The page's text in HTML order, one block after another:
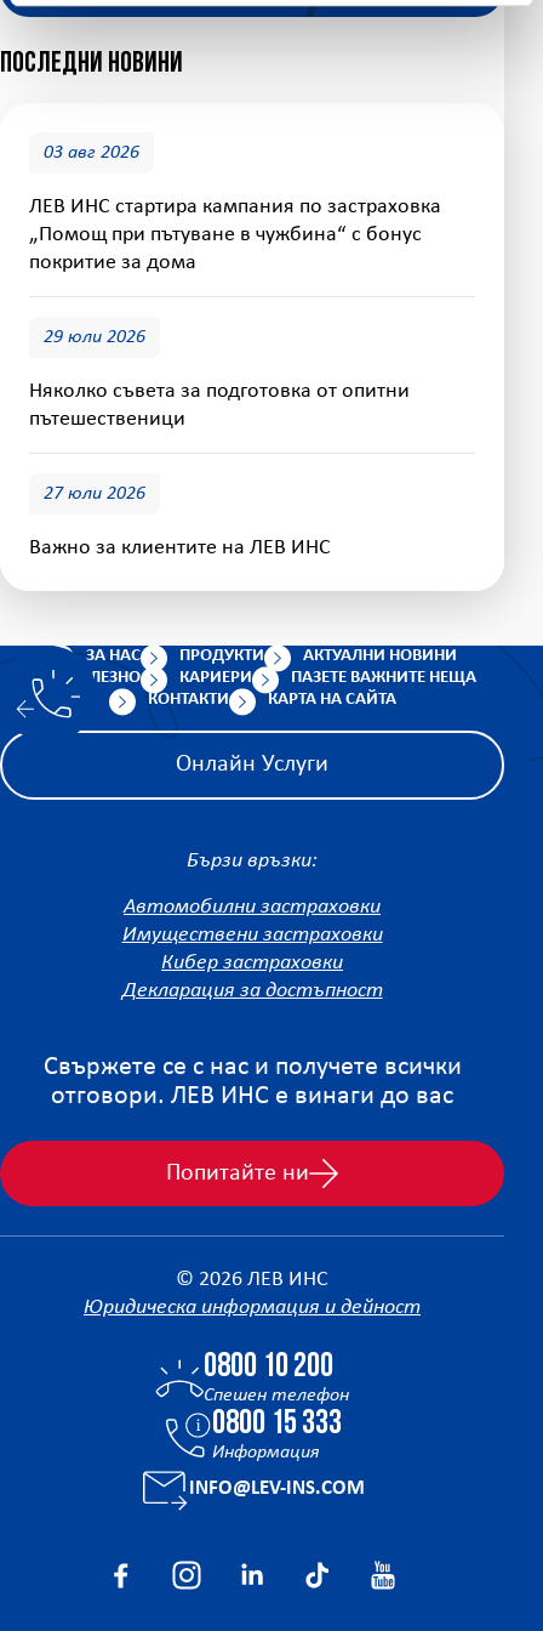
Последни новини
03 авг 2026
ЛЕВ ИНС стартира кампания по застраховка
„Помощ при пътуване в чужбина“ с бонус
покритие за дома
29 юли 2026
Няколко съвета за подготовка от опитни
пътешественици
27 юли 2026
Важно за клиентите на ЛЕВ ИНС
ЗА НАС ПРОДУКТИ
АКТУАЛНИ НОВИНИ
ПОЛЕЗНО
КАРИЕРИ
ПАЗЕТЕ ВАЖНИТЕ НЕЩА
КОНТАКТИ
КАРТА НА САЙТА
Онлайн Услуги
Бързи връзки:
Автомобилни застраховки
Имуществени застраховки
Кибер застраховки
Декларация за достъпност
Свържете се с нас и получете всички
отговори. ЛЕВ ИНС е винаги до вас
Попитайте ни
© 2026 ЛЕВ ИНС
Юридическа информация и дейност
0800 10 200
Спешен телефон
0800 15 333
Информация
INFO@LEV-INS.COM
FacebookInstagramLinkedinTiktok YouTube